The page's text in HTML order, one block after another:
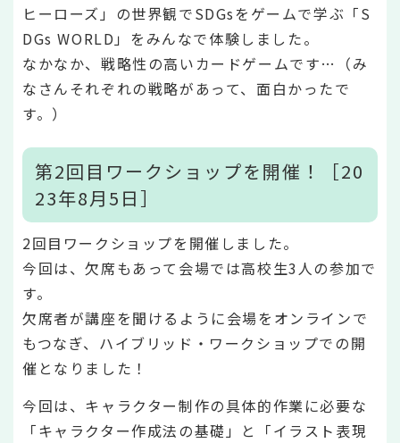
ヒーローズ」の世界観でSDGsをゲームで学ぶ「S
DGs WORLD」をみんなで体験しました。
なかなか、戦略性の高いカードゲームです…（み
なさんそれぞれの戦略があって、面白かったで
す。）
第2回目ワークショップを開催！［20
23年8月5日］
2回目ワークショップを開催しました。
今回は、欠席もあって会場では高校生3人の参加で
す。
欠席者が講座を聞けるように会場をオンラインで
もつなぎ、ハイブリッド・ワークショップでの開
催となりました！
今回は、キャラクター制作の具体的作業に必要な
「キャラクター作成法の基礎」と「イラスト表現